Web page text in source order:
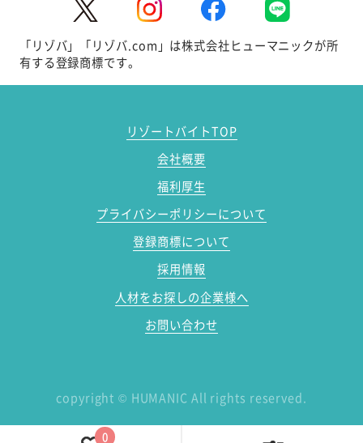
「リゾバ」「リゾバ.com」は株式会社ヒューマニックが所
有する登録商標です。
リゾートバイトTOP
会社概要
福利厚生
プライバシーポリシーについて
登録商標について
採用情報
人材をお探しの企業様へ
お問い合わせ
copyright © HUMANIC All rights reserved.
0